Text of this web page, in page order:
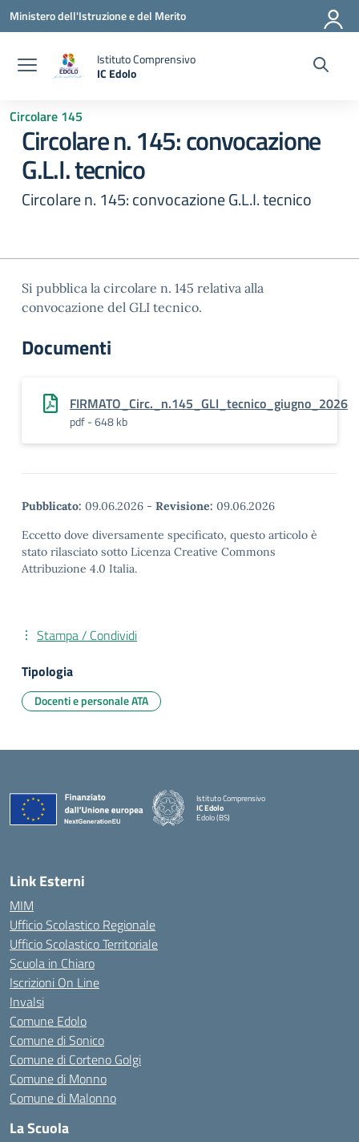
Vai ai contenuti
Vai al menu di navigazione
Vai al footer
Ministero dell'Istruzione e del Merito
Istituto Comprensivo
IC Edolo
Circolare 145
Circolare n. 145: convocazione
G.L.I. tecnico
Circolare n. 145: convocazione G.L.I. tecnico
Si pubblica la circolare n. 145 relativa alla
convocazione del GLI tecnico.
Documenti
FIRMATO_Circ._n.145_GLI_tecnico_giugno_2026
pdf - 648 kb
Pubblicato: 09.06.2026 - Revisione: 09.06.2026
Eccetto dove diversamente specificato, questo articolo è
stato rilasciato sotto Licenza Creative Commons
Attribuzione 4.0 Italia.
Stampa / Condividi
Tipologia
Docenti e personale ATA
Istituto Comprensivo
IC Edolo
Edolo (BS)
Link Esterni
MIM
Ufficio Scolastico Regionale
Ufficio Scolastico Territoriale
Scuola in Chiaro
Iscrizioni On Line
Invalsi
Comune Edolo
Comune di Sonico
Comune di Corteno Golgi
Comune di Monno
Comune di Malonno
La Scuola